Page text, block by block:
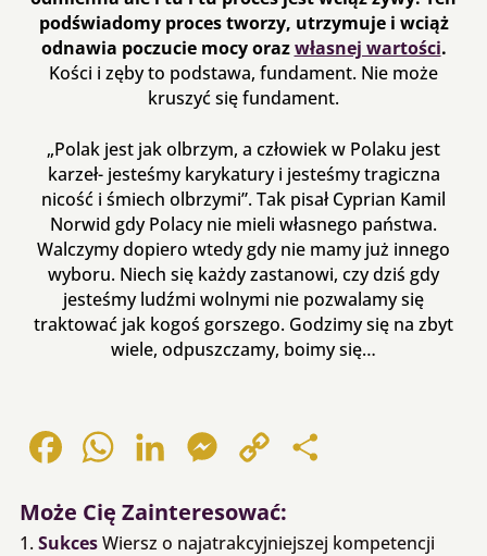
podświadomy proces tworzy, utrzymuje i wciąż
odnawia poczucie mocy orazwłasnej wartości.
Kości i zęby to podstawa, fundament. Nie może
kruszyć się fundament.
„Polak jest jak olbrzym, a człowiek w Polaku jest
karzeł- jesteśmy karykatury i jesteśmy tragiczna
nicość i śmiech olbrzymi”. Tak pisał Cyprian Kamil
Norwid gdy Polacy nie mieli własnego państwa.
Walczymy dopiero wtedy gdy nie mamy już innego
wyboru. Niech się każdy zastanowi, czy dziś gdy
jesteśmy ludźmi wolnymi nie pozwalamy się
traktować jak kogoś gorszego. Godzimy się na zbyt
wiele, odpuszczamy, boimy się…
FacebookWhatsAppLinkedInMessenger
Copy
Może Cię Zainteresować:
SukcesWiersz o najatrakcyjniejszej kompetencji